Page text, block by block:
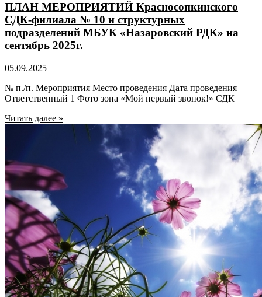
ПЛАН МЕРОПРИЯТИЙ Красносопкинского
СДК-филиала № 10 и структурных
подразделений МБУК «Назаровский РДК» на
сентябрь 2025г.
05.09.2025
№ п./п. Мероприятия Место проведения Дата проведения
Ответственный 1 Фото зона «Мой первый звонок!» СДК
Читать далее »